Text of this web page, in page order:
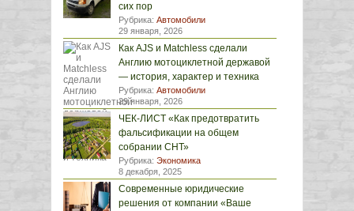
сих пор
Рубрика: Автомобили
29 января, 2026
Как AJS и Matchless сделали
Англию мотоциклетной державой
— история, характер и техника
Рубрика: Автомобили
29 января, 2026
ЧЕК-ЛИСТ «Как предотвратить
фальсификации на общем
собрании СНТ»
Рубрика: Экономика
8 декабря, 2025
Современные юридические
решения от компании «Ваше